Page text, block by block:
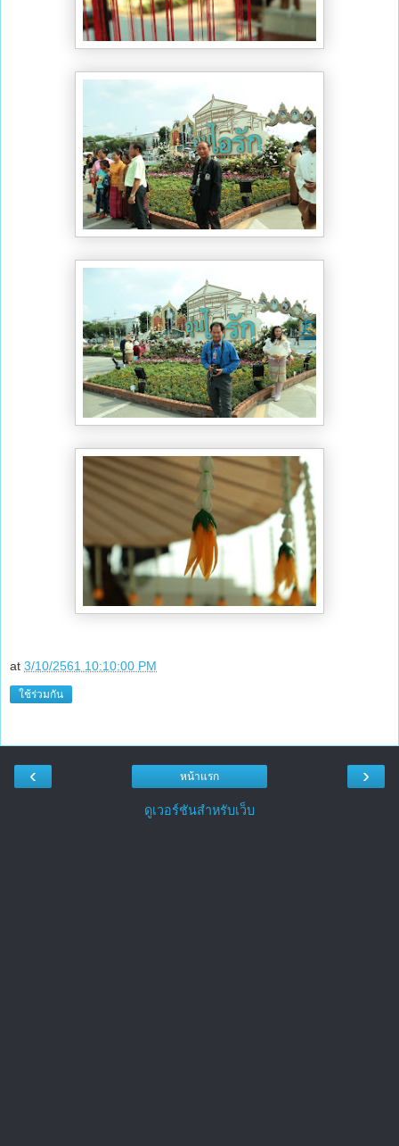
at 3/10/2561 10:10:00 PM
ใช้ร่วมกัน
‹ ›
หน้าแรก
ดูเวอร์ชันสำหรับเว็บ